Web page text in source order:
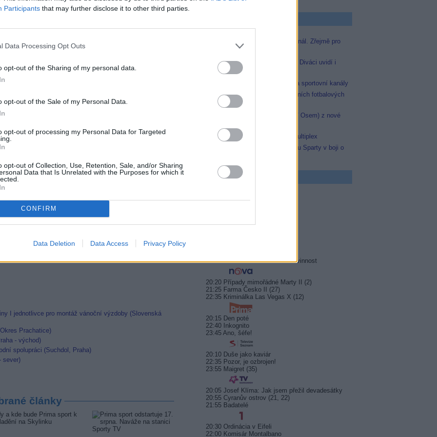
Participants that may further disclose it to other third parties.
Data Processing Opt Outs
opt-out of the Sharing of my personal data.
opt-out of the Sale of my Personal Data.
opt-out of processing my Personal Data for Targeted
opt-out of Collection, Use, Retention, Sale, and/or Sharing
Data that Is Unrelated with the Purposes for which it
CONFIRM
Data Deletion Data Access Privacy Policy
jsou lokalizovány do rumunského jazyka.
dohodami. Potvrzují naši silnou pozici na trzích
DTH a satelitní distribuce pro třetí strany,
jako satelitní hot spor zejména pro
potvrzují, že lineární televize zůstává klíčová, a
a lokalizovaném video obsahu
Astře
Adria Tour na Eurosportu
a Minimax
I jednotlivce pro montáž vánoční výzdoby (Slovenská
Prachatice)
- východ)
spolupráci (Suchdol, Praha)
sever)
články
Skylink spustil nový Test kanál. Zřejmě pro
Prima sport
Oneplay zařadí Prima sport. Diváci uvidí i
zápas Sparty proti Lyonu
AMC získala licence pro dva sportovní kanály
JOJka přinese porci atraktivních fotbalových
zápasů
Skylink: Slovenská TV8 (TV Osem) z nové
Operátor Du převzal další multiplex
Prima sport odvysílá i odvetu Sparty v boji o
TV program
22:15 Okno do hřbitova
21:50 Jesse Stone: Ztracená nevinnost
20:20 Případy mimořádné Marty II (2)
21:25 Farma Česko II (27)
22:35 Kriminálka Las Vegas X (12)
20:15 Den poté
22:40 Inkognito
23:45 Ano, šéfe!
20:10 Duše jako kaviár
22:35 Pozor, je ozbrojen!
23:55 Maigret (35)
20:05 Josef Klíma: Jak jsem přežil devadesátky
20:55 Cyranův ostrov (21, 22)
21:55 Badatelé
20:30 Ordinácia v Eifeli
22:00 Komisár Montalbano